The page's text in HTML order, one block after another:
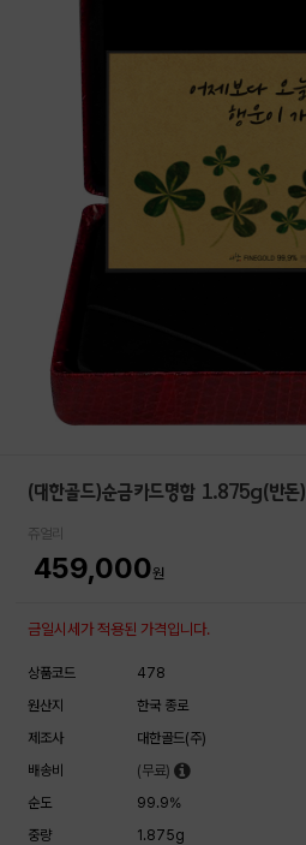
(대한골드)순금카드명함 1.875g(반돈)
쥬얼리
459,000원
금일시세가 적용된 가격입니다.
상품코드
478
원산지
한국 종로
제조사
대한골드(주)
배송비
(무료)
순도
99.9%
중량
1.875g